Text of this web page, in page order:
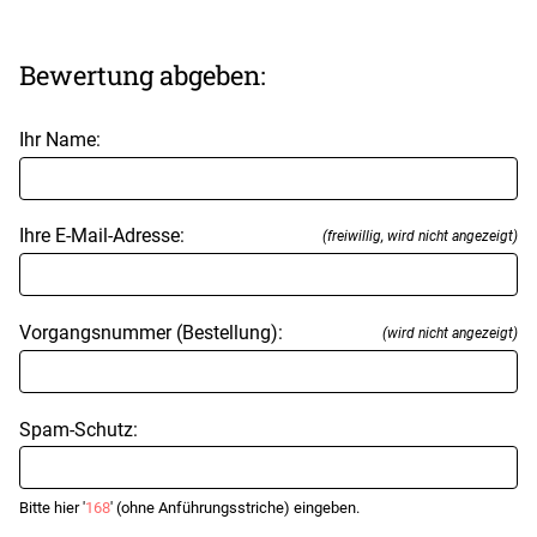
Bewertung abgeben:
Ihr Name:
Ihre E-Mail-Adresse: (freiwillig, wird nicht angezeigt)
Vorgangsnummer (Bestellung): (wird nicht angezeigt)
Spam-Schutz:
Bitte hier '168' (ohne Anführungsstriche) eingeben.